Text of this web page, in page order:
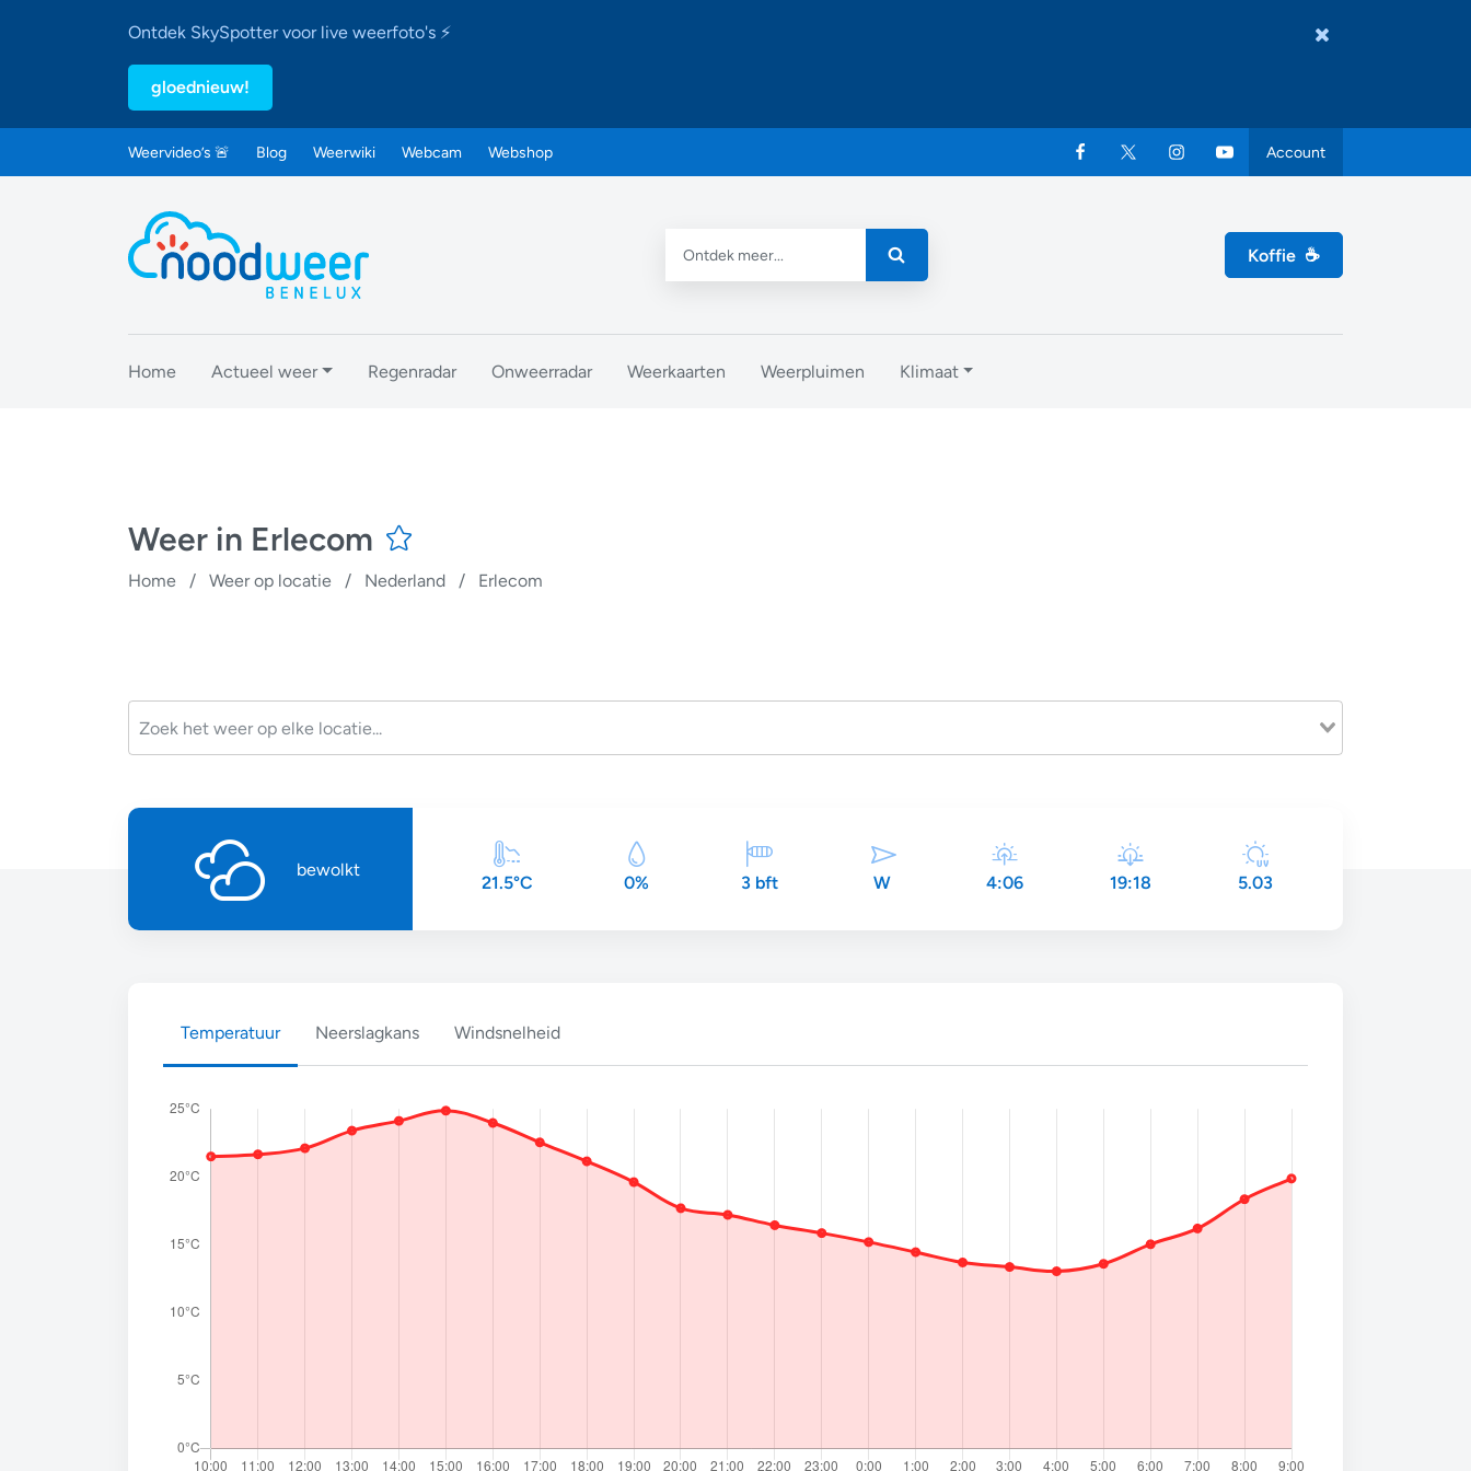
Ontdek SkySpotter voor live weerfoto's ⚡
gloednieuw!
Weervideo’s 🚨 Blog Weerwiki Webcam Webshop Account
Koffie ☕
Home Actueel weer Regenradar Onweerradar Weerkaarten Weerpluimen Klimaat
Weer in Erlecom
Home / Weer op locatie / Nederland / Erlecom
bewolkt
21.5°C 0% 3 bft W 4:06 19:18 5.03
Temperatuur Neerslagkans Windsnelheid